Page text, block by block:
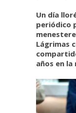
Un día
periódico
Lágrimas
años en la